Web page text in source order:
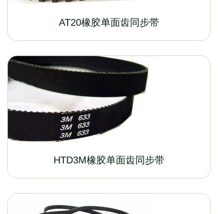
AT20橡胶单面齿同步带
HTD3M橡胶单面齿同步带